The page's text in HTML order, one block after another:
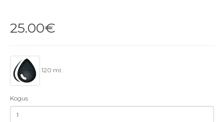
25.00€
120 ml.
Kogus